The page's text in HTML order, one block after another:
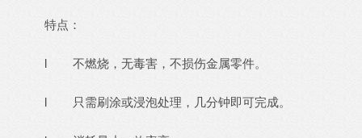
特点：
l 不燃烧，无毒害，不损伤金属零件。
l 只需刷涂或浸泡处理，几分钟即可完成。